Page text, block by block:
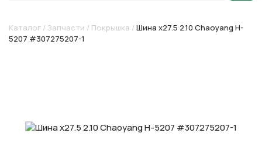
Каталог / Запчасти / Покрышка / Шина х27.5 2.10 Chaoyang H-
5207 #307275207-1